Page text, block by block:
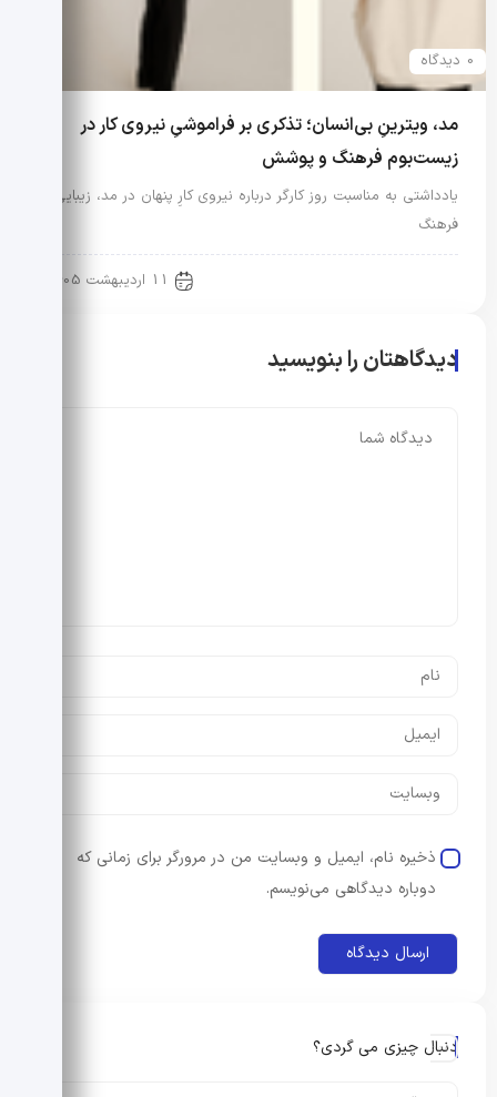
0 دیدگاه
مد، ویترینِ بی‌انسان؛ تذکری بر فراموشیِ نیروی کار در
زیست‌بوم فرهنگ و پوشش
یادداشتی به مناسبت روز کارگر درباره نیروی کارِ پنهان در مد، زیبایی و
فرهنگ
11 اردیبهشت 1405
دیدگاهتان را بنویسید
ذخیره نام، ایمیل و وبسایت من در مرورگر برای زمانی که
دوباره دیدگاهی می‌نویسم.
دنبال چیزی می گردی؟